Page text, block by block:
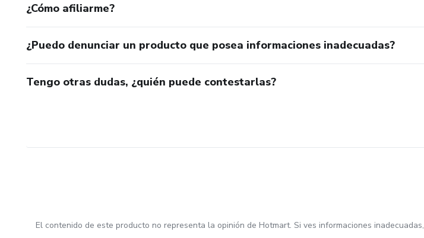
¿Cómo afiliarme?
¿Puedo denunciar un producto que posea informaciones inadecuadas?
Tengo otras dudas, ¿quién puede contestarlas?
El contenido de este producto no representa la opinión de Hotmart. Si ves informaciones inadecuadas,